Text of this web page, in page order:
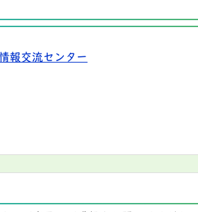
報交流センター